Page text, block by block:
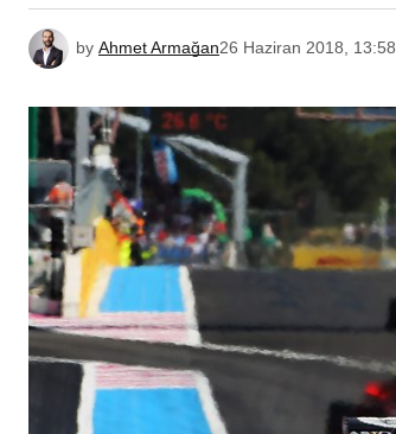
by Ahmet Armağan26 Haziran 2018, 13:58